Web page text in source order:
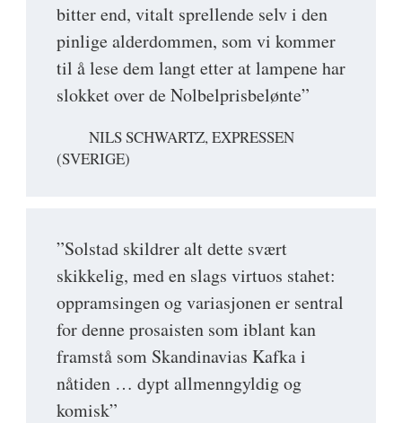
bitter end, vitalt sprellende selv i den
pinlige alderdommen, som vi kommer
til å lese dem langt etter at lampene har
slokket over de Nolbelprisbelønte”
NILS SCHWARTZ, EXPRESSEN
(SVERIGE)
”Solstad skildrer alt dette svært
skikkelig, med en slags virtuos stahet:
oppramsingen og variasjonen er sentral
for denne prosaisten som iblant kan
framstå som Skandinavias Kafka i
nåtiden … dypt allmenngyldig og
komisk”